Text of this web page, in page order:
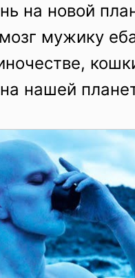
на новой
мужику
нашей